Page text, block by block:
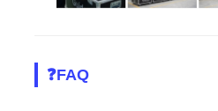
❓FAQ